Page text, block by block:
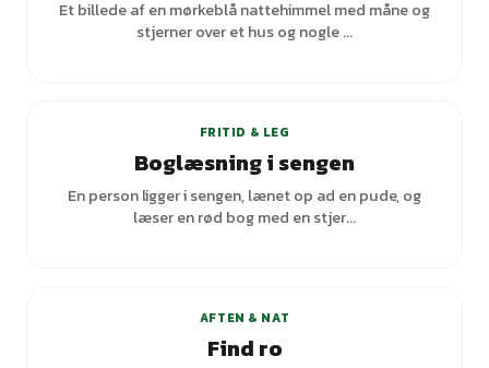
Et billede af en mørkeblå nattehimmel med måne og
stjerner over et hus og nogle ...
FRITID & LEG
Boglæsning i sengen
En person ligger i sengen, lænet op ad en pude, og
læser en rød bog med en stjer...
AFTEN & NAT
Find ro